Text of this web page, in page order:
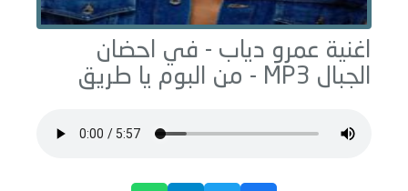
اغنية عمرو دياب - في احضان
الجبال
يا طريق